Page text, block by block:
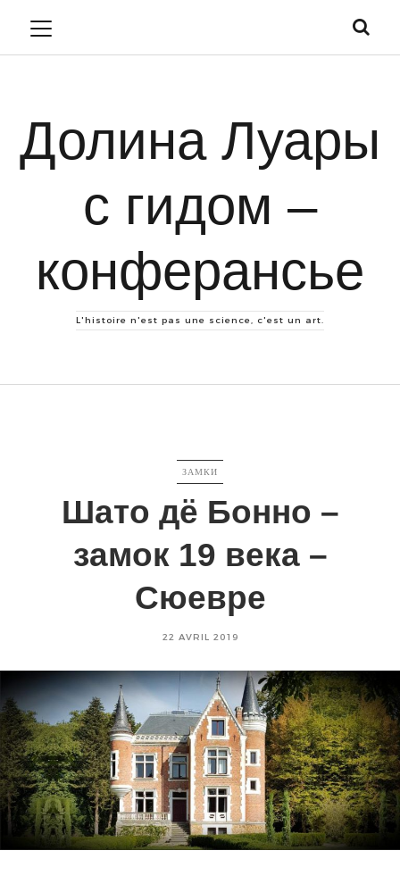
Долина Луары
с гидом –
конферансье
L'histoire n'est pas une science, c'est un art.
CATEGORIES
ЗАМКИ
Шато дё Бонно –
замок 19 века –
Сюевре
Posted
22 AVRIL 2019